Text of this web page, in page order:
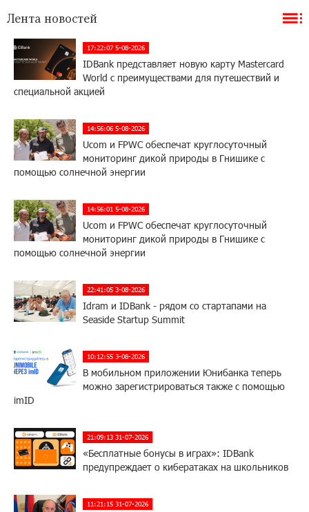
Лента новостей
17:22:07 5-08-2026
IDBank представляет новую карту Mastercard
World с преимуществами для путешествий и
специальной акцией
14:56:06 5-08-2026
Ucom и FPWC обеспечат круглосуточный
мониторинг дикой природы в Гнишике с
помощью солнечной энергии
14:56:01 5-08-2026
Ucom и FPWC обеспечат круглосуточный
мониторинг дикой природы в Гнишике с
помощью солнечной энергии
22:41:05 3-08-2026
Idram и IDBank - рядом со стартапами на
Seaside Startup Summit
10:12:55 3-08-2026
В мобильном приложении Юнибанка теперь
можно зарегистрироваться также с помощью
imID
21:09:13 31-07-2026
«Бесплатные бонусы в играх»: IDBank
предупреждает о кибератаках на школьников
11:21:15 31-07-2026